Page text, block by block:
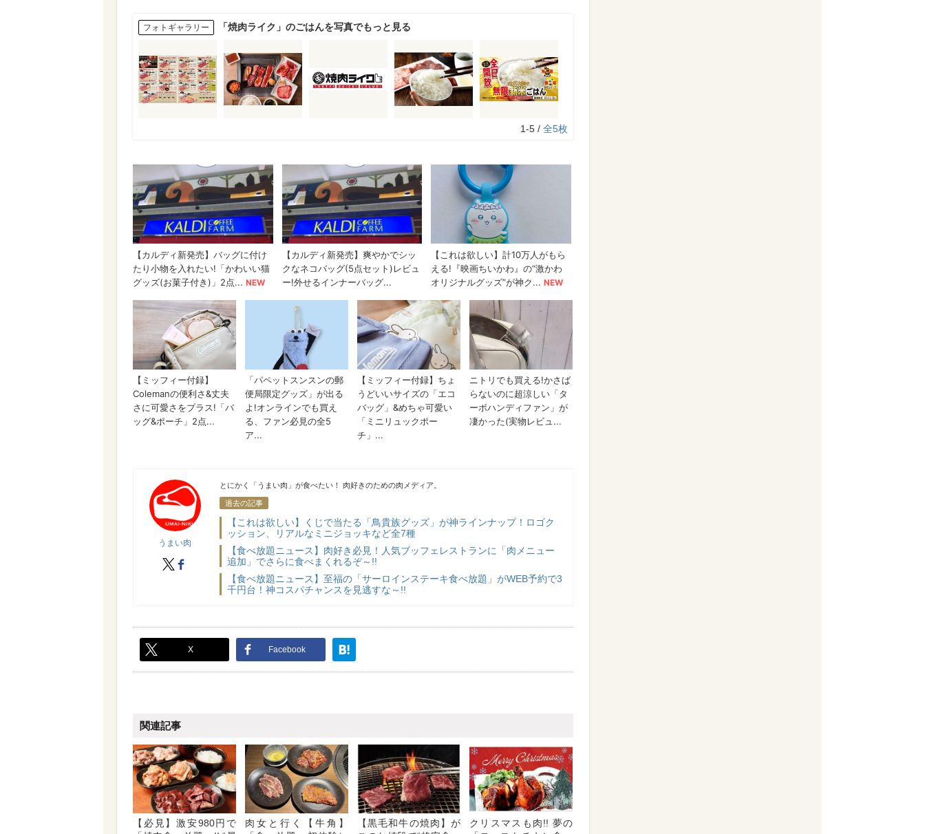
フォトギャラリー 「焼肉ライク」のごはんを写真でもっと見る
1-5 / 全5枚
うまい肉
うまい肉
X
とにかく「うまい肉」が食べたい！ 肉好きのための肉メディア。
過去の記事
【これは欲しい】くじで当たる「鳥貴族グッズ」が神ラインナップ！ロゴク
ッション、リアルなミニジョッキなど全7種
【食べ放題ニュース】肉好き必見！人気ブッフェレストランに「肉メニュー
追加」でさらに食べまくれるぞ～!!
【食べ放題ニュース】至福の「サーロインステーキ食べ放題」がWEB予約で3
千円台！神コスパチャンスを見逃すな～!!
X Facebook
関連記事
【必見】激安980円で
肉女と行く【牛角】
【黒毛和牛の焼肉】が
クリスマスも肉!! 夢の